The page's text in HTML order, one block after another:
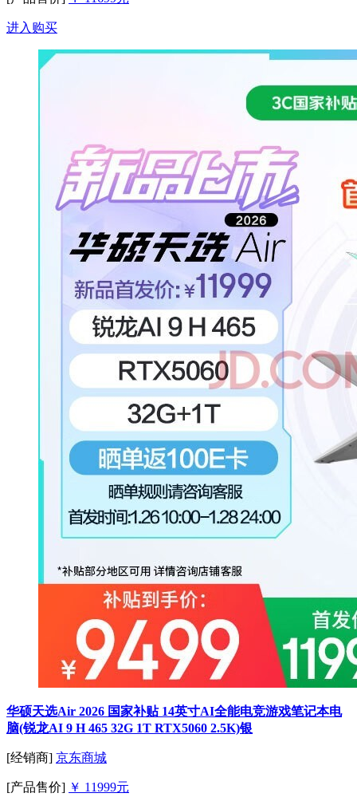
进入购买
华硕天选Air 2026 国家补贴 14英寸AI全能电竞游戏笔记本电
脑(锐龙AI 9 H 465 32G 1T RTX5060 2.5K)银
[经销商] 京东商城
[产品售价] ￥ 11999元